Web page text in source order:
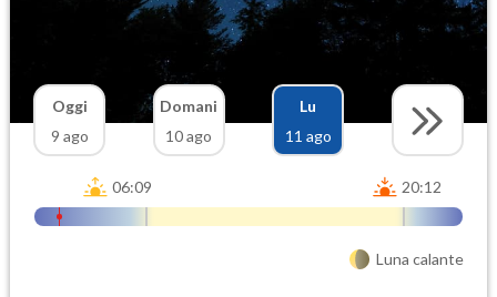
Oggi
9 ago
Domani
10 ago
Lu
11 ago
06:09 20:12
Luna calante